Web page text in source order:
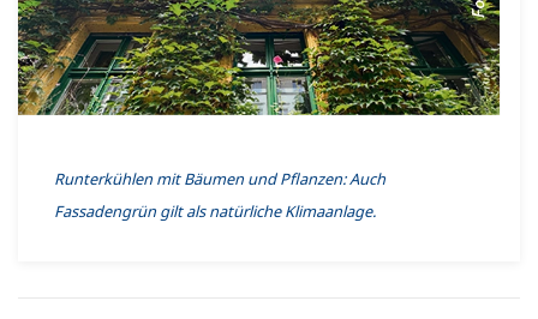
Runterkühlen mit Bäumen und Pflanzen: Auch
Fassadengrün gilt als natürliche Klimaanlage.